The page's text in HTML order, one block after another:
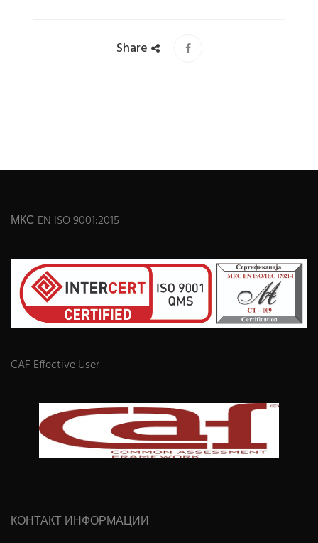
Share
МКС EN ISO 9001:2015
CAF Effective User
КОНТАКТ ИНФОРМАЦИИ